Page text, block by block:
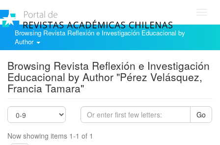
Browsing Revista Reflexión e Investigación Educacional by
Author
Browsing Revista Reflexión e Investigación
Educacional by Author "Pérez Velásquez,
Francia Tamara"
Go
Now showing items 1-1 of 1